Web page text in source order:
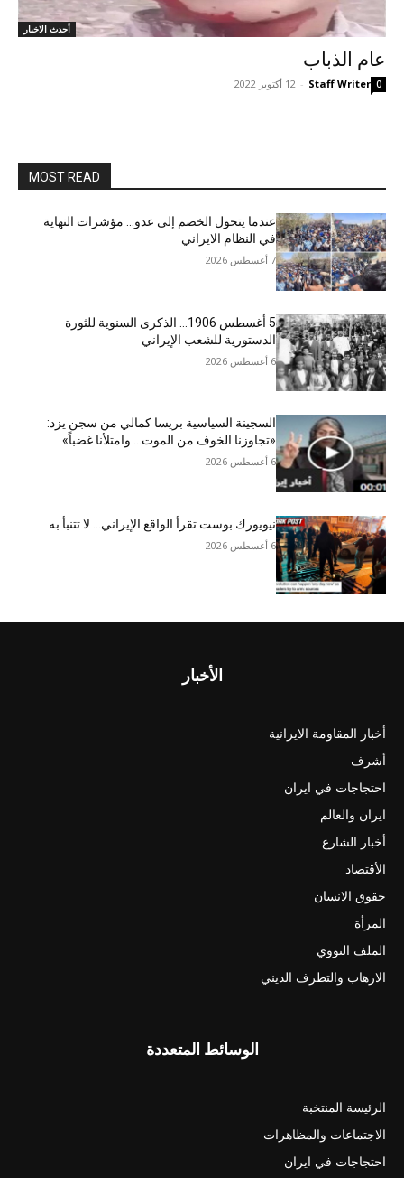
أحدث الاخبار
عام الذباب
Staff Writer
- 12 أكتوبر 2022 0
MOST READ
عندما يتحول الخصم إلى عدو… مؤشرات النهاية
في النظام الايراني
7 أغسطس 2026
5 أغسطس 1906… الذكرى السنوية للثورة
الدستورية للشعب الإيراني
6 أغسطس 2026
السجينة السياسية بريسا كمالي من سجن يزد:
«تجاوزنا الخوف من الموت… وامتلأنا غضباً»
6 أغسطس 2026
نيويورك بوست تقرأ الواقع الإيراني… لا تتنبأ به
6 أغسطس 2026
الأخبار
أخبار المقاومة الايرانية
أشرف
احتجاجات في ايران
ايران والعالم
أخبار الشارع
الأقتصاد
حقوق الانسان
المرأة
الملف النووي
الارهاب والتطرف الديني
الوسائط المتعددة
الرئيسة المنتخبة
الاجتماعات والمظاهرات
احتجاجات في ايران